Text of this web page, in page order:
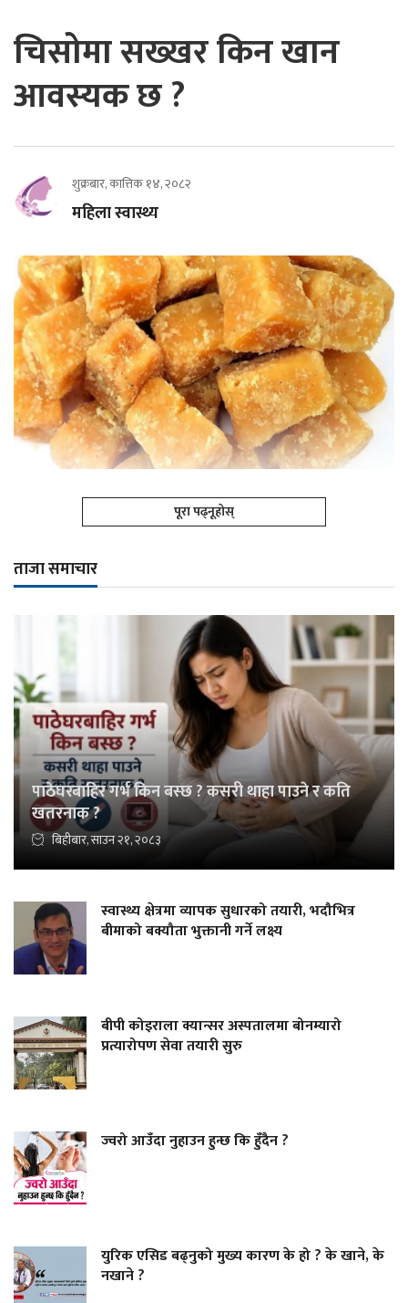
चिसोमा सख्खर किन खान
आवस्यक छ ?
शुक्रबार, कात्तिक १४, २०८२
महिला स्वास्थ्य
पूरा पढ्नूहोस्
ताजा समाचार
पाठेघरबाहिर गर्भ किन बस्छ ? कसरी थाहा पाउने र कति
खतरनाक ?
बिहीबार, साउन २१, २०८३
स्वास्थ्य क्षेत्रमा व्यापक सुधारको तयारी, भदौभित्र
बीमाको बक्यौता भुक्तानी गर्ने लक्ष्य
बीपी कोइराला क्यान्सर अस्पतालमा बोनम्यारो
प्रत्यारोपण सेवा तयारी सुरु
ज्वरो आउँदा नुहाउन हुन्छ कि हुँदैन ?
युरिक एसिड बढ्नुको मुख्य कारण के हो ? के खाने, के
नखाने ?